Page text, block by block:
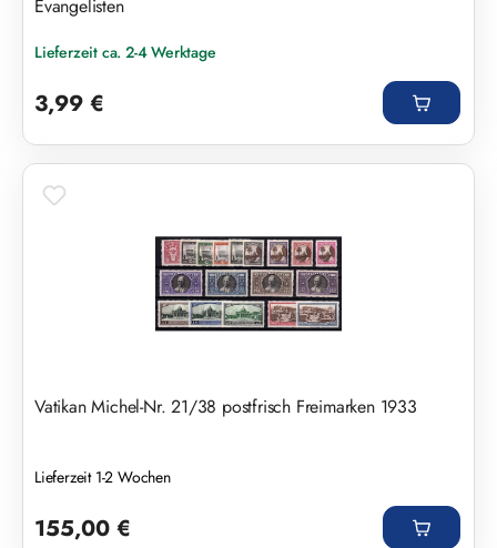
Evangelisten
Lieferzeit ca. 2-4 Werktage
3,99 €
Vatikan Michel-Nr. 21/38 postfrisch Freimarken 1933
Lieferzeit 1-2 Wochen
155,00 €